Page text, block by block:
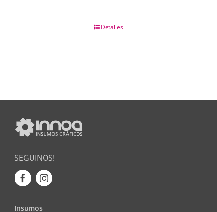
Detalles
SEGUINOS!
Insumos